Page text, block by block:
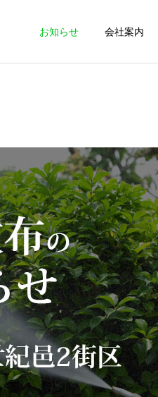
お知らせ 会社案内